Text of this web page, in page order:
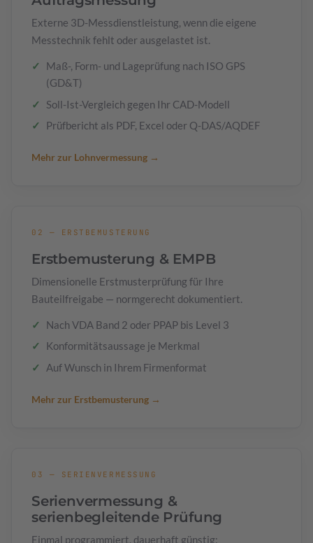
Externe 3D-Messdienstleistung, wenn die eigene
Messtechnik fehlt oder ausgelastet ist.
Maß-, Form- und Lageprüfung nach ISO GPS
(GD&T)
Soll-Ist-Vergleich gegen Ihr CAD-Modell
Prüfbericht als PDF, Excel oder Q-DAS/AQDEF
Mehr zur Lohnvermessung →
02 — ERSTBEMUSTERUNG
Erstbemusterung & EMPB
Dimensionelle Erstmusterprüfung für Ihre
Bauteilfreigabe — normgerecht dokumentiert.
Nach VDA Band 2 oder PPAP bis Level 3
Konformitätsaussage je Merkmal
Auf Wunsch in Ihrem Firmenformat
Mehr zur Erstbemusterung →
03 — SERIENVERMESSUNG
Serienvermessung &
serienbegleitende Prüfung
Einmal programmiert, dauerhaft günstig: